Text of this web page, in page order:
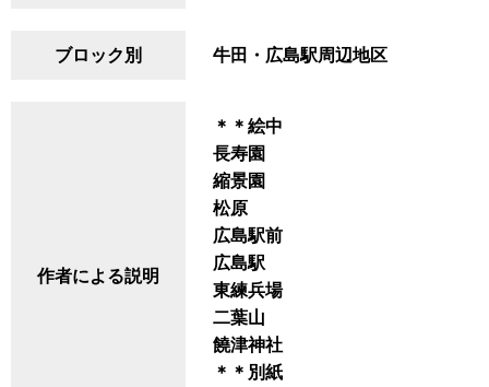
ブロック別 牛田・広島駅周辺地区
作者による説明
＊＊絵中
長寿園
縮景園
松原
広島駅前
広島駅
東練兵場
二葉山
饒津神社
＊＊別紙